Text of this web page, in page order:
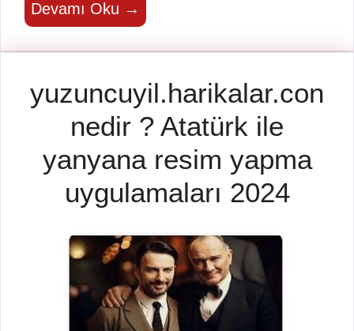
Devamı Oku →
yuzuncuyil.harikalar.con
nedir ? Atatürk ile
yanyana resim yapma
uygulamaları 2024